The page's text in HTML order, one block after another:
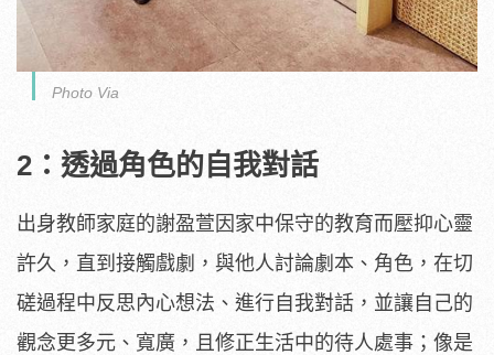
Photo Via
2：透過角色的自我對話
出身教師家庭的謝盈萱因家中保守的教育而壓抑心靈
許久，直到接觸戲劇，與他人討論劇本、角色，在切
磋過程中反思內心想法、進行自我對話，並讓自己的
觀念更多元、寬廣，且修正生活中的待人處事；像是